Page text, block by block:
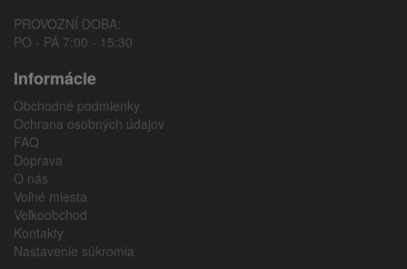
PROVOZNÍ DOBA:
PO - PÁ 7:00 - 15:30
Informácie
Obchodné podmienky
Ochrana osobných údajov
FAQ
Doprava
O nás
Voľné miesta
Veľkoobchod
Kontakty
Nastavenie súkromia